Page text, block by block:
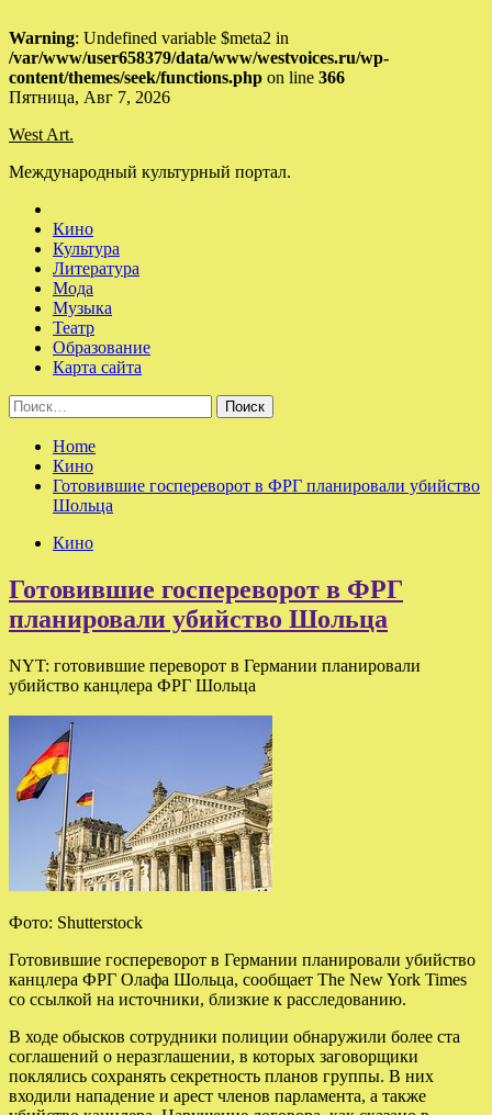
Warning: Undefined variable $meta2 in
/var/www/user658379/data/www/westvoices.ru/wp-
content/themes/seek/functions.php on line 366
Skip
content
Пятница, Авг 7, 2026
West Art.
Международный культурный портал.
Кино
Культура
Литература
Мода
Музыка
Театр
Образование
Карта сайта
Найти:
Home
Кино
Готовившие госпереворот в ФРГ планировали убийство
Шольца
Кино
Готовившие госпереворот в ФРГ
планировали убийство Шольца
NYT: готовившие переворот в Германии планировали
убийство канцлера ФРГ Шольца
Фото: Shutterstock
Готовившие госпереворот в Германии планировали убийство
канцлера ФРГ Олафа Шольца, сообщает The New York Times
со ссылкой на источники, близкие к расследованию.
В ходе обысков сотрудники полиции обнаружили более ста
соглашений о неразглашении, в которых заговорщики
поклялись сохранять секретность планов группы. В них
входили нападение и арест членов парламента, а также